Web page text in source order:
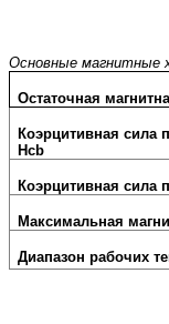
Основные магнитные
Остаточная
Коэрцитивная сила
Hcb
Коэрцитивная сила
Максимальная
Диапазон рабочих